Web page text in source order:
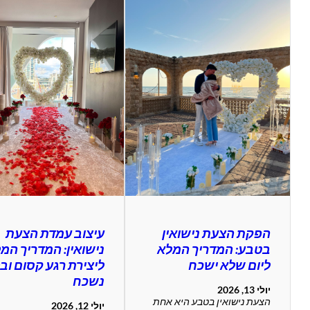
הפקת הצעת נישואין
בטבע: המדריך המלא
ליום שלא ישכח
יולי 13, 2026
הצעת נישואין בטבע היא אחת
עיצוב עמדת הצעת
נישואין: המדריך
ליצירת רגע קסום
נשכח
יולי 12, 2026